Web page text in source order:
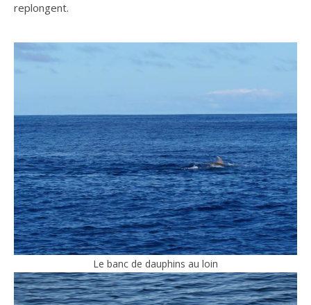
replongent.
Le banc de dauphins au loin